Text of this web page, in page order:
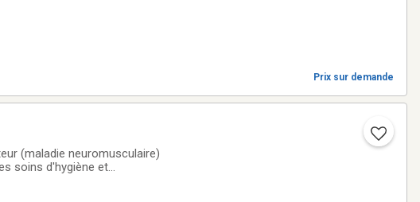
Prix sur demande
(maladie neuromusculaire)
soins d'hygiène et